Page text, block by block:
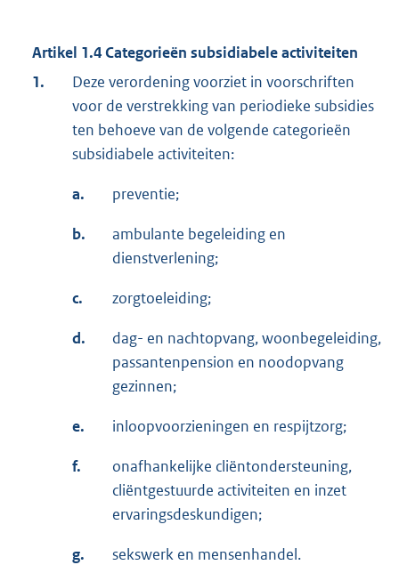
Artikel 1.4 Categorieën subsidiabele activiteiten
1.
Deze verordening voorziet in voorschriften
voor de verstrekking van periodieke subsidies
ten behoeve van de volgende categorieën
subsidiabele activiteiten:
a. preventie;
b.
ambulante begeleiding en
dienstverlening;
c. zorgtoeleiding;
d.
dag- en nachtopvang, woonbegeleiding,
passantenpension en noodopvang
gezinnen;
e. inloopvoorzieningen en respijtzorg;
f.
onafhankelijke cliëntondersteuning,
cliëntgestuurde activiteiten en inzet
ervaringsdeskundigen;
g. sekswerk en mensenhandel.